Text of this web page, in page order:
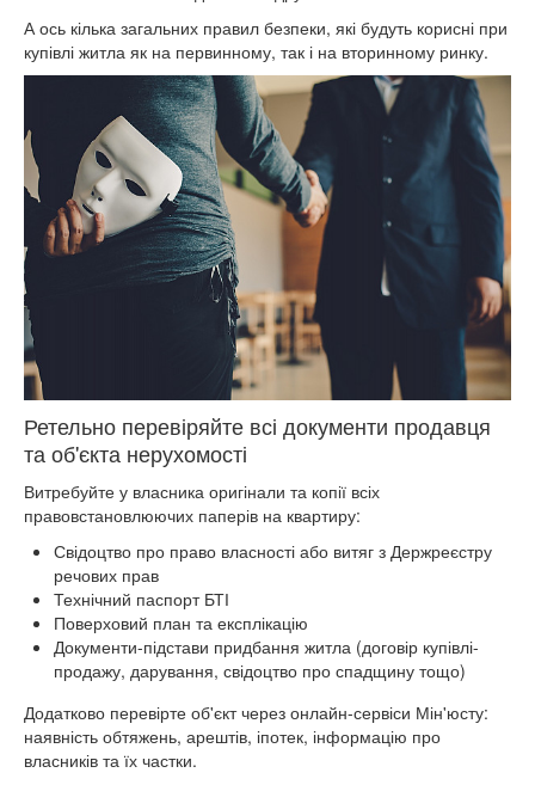
А ось кілька загальних правил безпеки, які будуть корисні при
купівлі житла як на первинному, так і на вторинному ринку.
Ретельно перевіряйте всі документи продавця
та об'єкта нерухомості
Витребуйте у власника оригінали та копії всіх
правовстановлюючих паперів на квартиру:
Свідоцтво про право власності або витяг з Держреєстру
речових прав
Технічний паспорт БТІ
Поверховий план та експлікацію
Документи-підстави придбання житла (договір купівлі-
продажу, дарування, свідоцтво про спадщину тощо)
Додатково перевірте об'єкт через онлайн-сервіси Мін'юсту:
наявність обтяжень, арештів, іпотек, інформацію про
власників та їх частки.